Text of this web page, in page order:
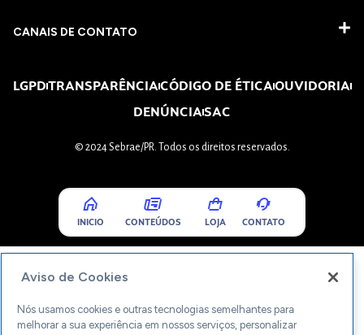
CANAIS DE CONTATO
LGPDTRANSPARÊNCIACÓDIGO DE ÉTICAOUVIDORIA
DENÚNCIASAC
© 2024 Sebrae/PR. Todos os direitos reservados.
INICIO CONTEÚDOS LOJA CONTATO
Aviso de Cookies
Nós usamos cookies e outras tecnologias semelhantes para
melhorar a sua experiência em nossos serviços, personalizar